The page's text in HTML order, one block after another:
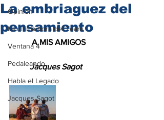
Opinión
La ultima hora del Team
Ventana 4
Pedaleando
Habla el Legado
Jacques Sagot
La embriaguez del
pensamiento
           A MIS AMIGOS
          Jacques Sagot